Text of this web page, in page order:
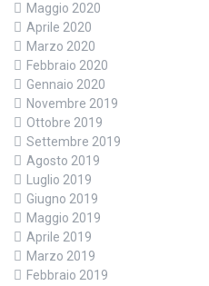
Maggio 2020
Aprile 2020
Marzo 2020
Febbraio 2020
Gennaio 2020
Novembre 2019
Ottobre 2019
Settembre 2019
Agosto 2019
Luglio 2019
Giugno 2019
Maggio 2019
Aprile 2019
Marzo 2019
Febbraio 2019